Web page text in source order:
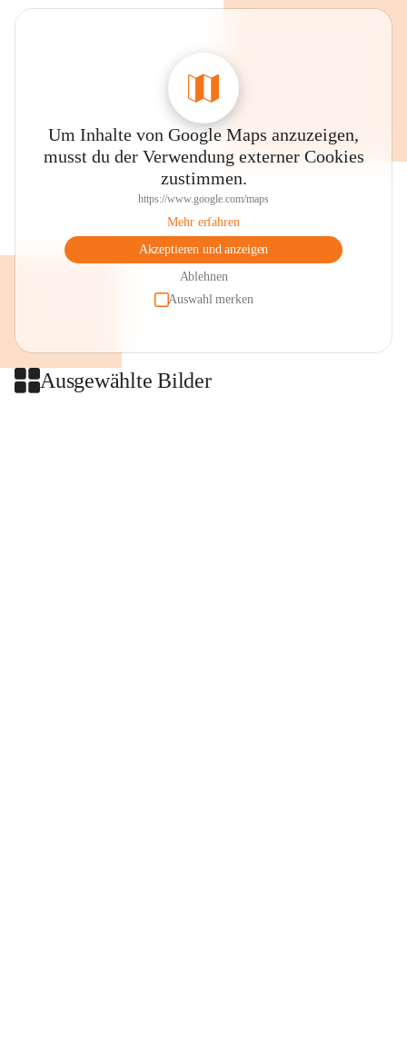
Um Inhalte von Google Maps anzuzeigen,
musst du der Verwendung externer Cookies
zustimmen.
https://www.google.com/maps
Mehr erfahren
Akzeptieren und anzeigen
Ablehnen
Auswahl merken
Ausgewählte Bilder